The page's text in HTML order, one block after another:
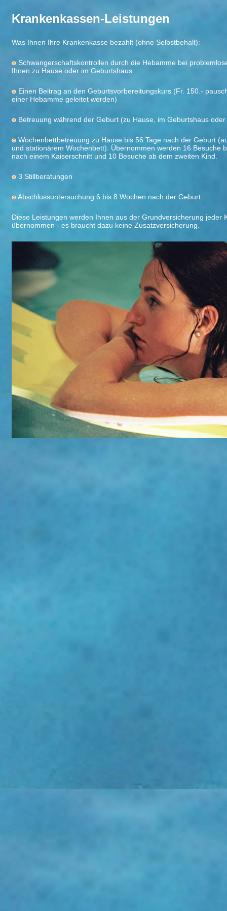
Krankenkassen-Leistungen
Was Ihnen Ihre Krankenkasse bezahlt (ohne Selbstbehalt):
Schwangerschaftskontrollen durch die Hebamme bei
Ihnen zu Hause oder im Geburtshaus
Einen Beitrag an den Geburtsvorbereitungskurs (Fr. 150.-
einer Hebamme geleitet werden)
Betreuung während der Geburt (zu Hause, im Geburtshaus
Wochenbettbetreuung zu Hause bis 56 Tage nach der Geburt
und stationärem Wochenbett). Übernommen werden 16 Besuche
nach einem Kaiserschnitt und 10 Besuche ab dem zweiten Kind.
3 Stillberatungen
Abschlussuntersuchung 6 bis 8 Wochen nach der Geburt
Diese Leistungen werden Ihnen aus der Grundversicherung jeder
übernommen - es braucht dazu keine Zusatzversicherung.